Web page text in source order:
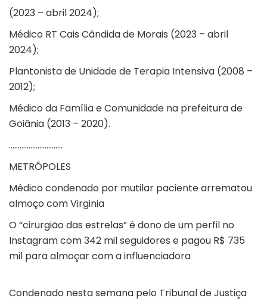
(2023 – abril 2024);
Médico RT Cais Cândida de Morais (2023 – abril
2024);
Plantonista de Unidade de Terapia Intensiva (2008 –
2012);
Médico da Família e Comunidade na prefeitura de
Goiânia (2013 – 2020).
…………………………
METRÓPOLES
Médico condenado por mutilar paciente arrematou
almoço com Virginia
O “cirurgião das estrelas” é dono de um perfil no
Instagram com 342 mil seguidores e pagou R$ 735
mil para almoçar com a influenciadora
Condenado nesta semana pelo Tribunal de Justiça